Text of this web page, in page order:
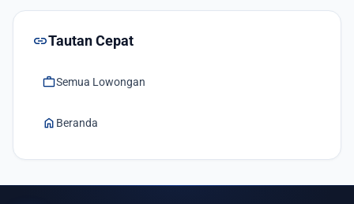
linkTautan Cepat
workSemua Lowongan
home Beranda